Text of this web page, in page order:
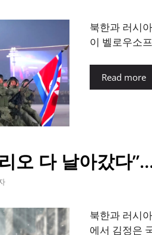
북한과 러시
이 벨로우소
Read more
오 다 날아갔다
북한과 러시
에서 김정은